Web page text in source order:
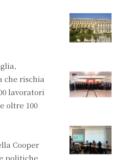
che rischia
lavoratori
oltre 100
Cooper
politiche